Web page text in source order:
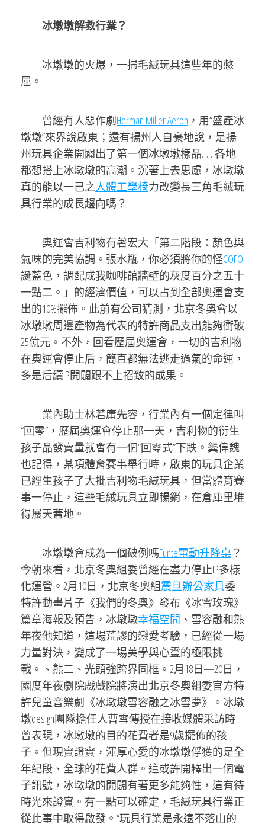
冰墩墩解救行業？
冰墩墩的火爆，一掃毛絨玩具這些年的憋
屈。
曾經有人惡作劇Herman Miller Aeron ，用“盛產冰
墩墩”來界說啟東；還有揚州人自豪地說，是揚
州玩具企業開闢出了第一個冰墩墩樣品……各地
都想搭上冰墩墩的高潮。沉著上去思慮，冰墩墩
真的能以一己之人體工學椅力改變長三角毛絨玩
具行業的成長趨向嗎？
奧運會吉利物有著宏大「第二階段：顏色與
氣味的完美協調。張水瓶，你必須將你的怪COFO
誕藍色，調配成我咖啡館牆壁的灰度百分之五十
一點二。」的經濟價值，可以占到全部奧運會支
出的10%擺佈。此前有公司猜測，北京冬奧會以
冰墩墩周邊產物為代表的特許商品支出能夠衝破
25億元。不外，回看歷屆奧運會，一切的吉利物
在奧運會停止后，簡直都無法逃走過氣的命運，
多是后續IP開闢跟不上招致的成果。
業內助士林若庸先容，行業內有一個定律叫
“回零”，歷屆奧運會停止那一天，吉利物的衍生
孩子品發賣量就會有一個“回零式”下跌。龔偉魏
也記得，某項體育賽事舉行時，啟東的玩具企業
已經生孩子了大批吉利物毛絨玩具，但當體育賽
事一停止，這些毛絨玩具立即暢銷，在倉庫里堆
得展天蓋地。
冰墩墩會成為一個破例嗎Funte電動升降桌 ？
今朝來看，北京冬奧組委曾經在盡力停止IP多樣
化運營。2月10日，北京冬奧組震旦辦公家具委
特許動畫片子《我們的冬奧》發布《冰雪玫瑰》
篇章海報及預告，冰墩墩幸福空間 、雪容融和熊
年夜他知道，這場荒謬的戀愛考驗，已經從一場
力量對決，變成了一場美學與心靈的極限挑
戰。、熊二、光頭強跨界同框。2月18日—20日，
國度年夜劇院戲戲院將演出北京冬奧組委官方特
許兒童音樂劇《冰墩墩雪容融之冰雪夢》。冰墩
墩design團隊擔任人曹雪傳授在接收媒體采訪時
曾表現，冰墩墩的目的花費者是9歲擺佈的孩
子。但現實證實，渾厚心愛的冰墩墩俘獲的是全
年紀段、全球的花費人群。這或許開釋出一個電
子訊號，冰墩墩的開闢有著更多能夠性，這有待
時光來證實。有一點可以確定，毛絨玩具行業正
從此事中取得啟發。“玩具行業是永遠不落山的